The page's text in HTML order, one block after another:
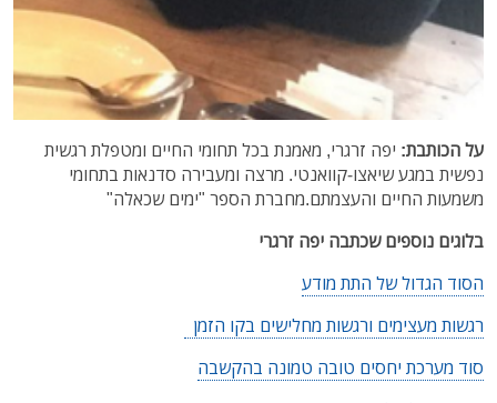
על הכותבת: יפה זרגרי, מאמנת בכל תחומי החיים ומטפלת רגשית
נפשית במגע שיאצו-קוואנטי. מרצה ומעבירה סדנאות בתחומי
משמעות החיים והעצמתם.מחברת הספר "ימים שכאלה"
בלוגים נוספים שכתבה יפה זרגרי
הסוד הגדול של התת מודע
רגשות מעצימים ורגשות מחלישים בקו הזמן
סוד מערכת יחסים טובה טמונה בהקשבה